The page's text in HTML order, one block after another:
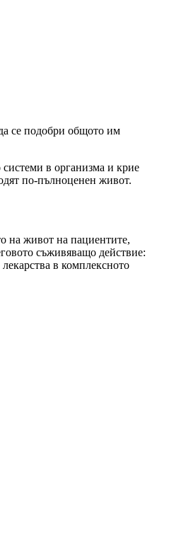
се подобри общото им
в организма и крие
по-пълноценен живот.
на живот на пациентите,
съживяващо действие:
в комплексното